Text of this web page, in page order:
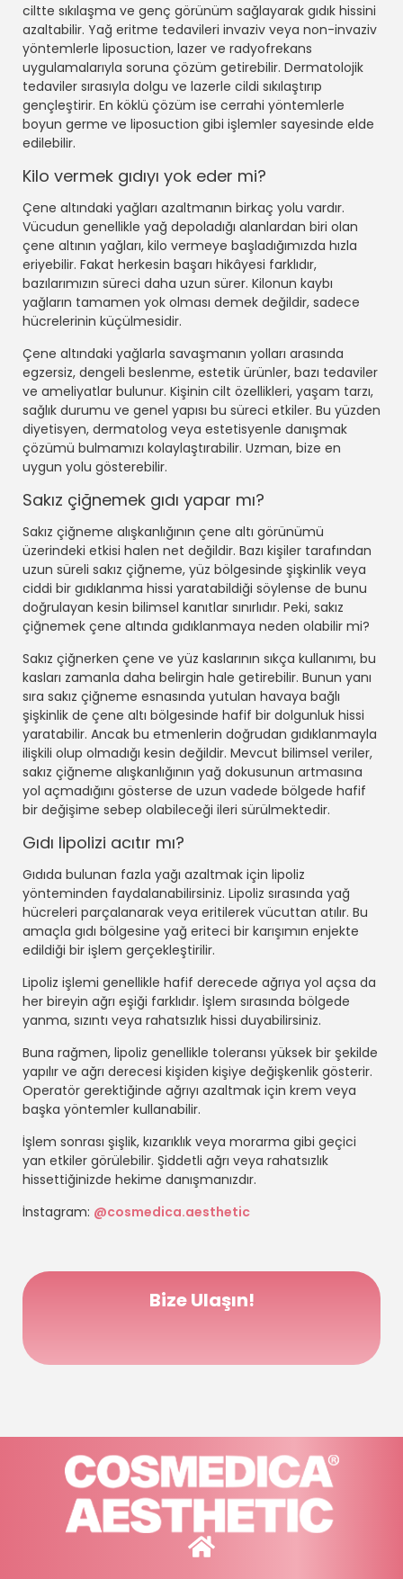
ciltte sıkılaşma ve genç görünüm sağlayarak gıdık hissini
azaltabilir. Yağ eritme tedavileri invaziv veya non-invaziv
yöntemlerle liposuction, lazer ve radyofrekans
uygulamalarıyla soruna çözüm getirebilir. Dermatolojik
tedaviler sırasıyla dolgu ve lazerle cildi sıkılaştırıp
gençleştirir. En köklü çözüm ise cerrahi yöntemlerle
boyun germe ve liposuction gibi işlemler sayesinde elde
edilebilir.
Kilo vermek gıdıyı yok eder mi?
Çene altındaki yağları azaltmanın birkaç yolu vardır.
Vücudun genellikle yağ depoladığı alanlardan biri olan
çene altının yağları, kilo vermeye başladığımızda hızla
eriyebilir. Fakat herkesin başarı hikâyesi farklıdır,
bazılarımızın süreci daha uzun sürer. Kilonun kaybı
yağların tamamen yok olması demek değildir, sadece
hücrelerinin küçülmesidir.
Çene altındaki yağlarla savaşmanın yolları arasında
egzersiz, dengeli beslenme, estetik ürünler, bazı tedaviler
ve ameliyatlar bulunur. Kişinin cilt özellikleri, yaşam tarzı,
sağlık durumu ve genel yapısı bu süreci etkiler. Bu yüzden
diyetisyen, dermatolog veya estetisyenle danışmak
çözümü bulmamızı kolaylaştırabilir. Uzman, bize en
uygun yolu gösterebilir.
Sakız çiğnemek gıdı yapar mı?
Sakız çiğneme alışkanlığının çene altı görünümü
üzerindeki etkisi halen net değildir. Bazı kişiler tarafından
uzun süreli sakız çiğneme, yüz bölgesinde şişkinlik veya
ciddi bir gıdıklanma hissi yaratabildiği söylense de bunu
doğrulayan kesin bilimsel kanıtlar sınırlıdır. Peki, sakız
çiğnemek çene altında gıdıklanmaya neden olabilir mi?
Sakız çiğnerken çene ve yüz kaslarının sıkça kullanımı, bu
kasları zamanla daha belirgin hale getirebilir. Bunun yanı
sıra sakız çiğneme esnasında yutulan havaya bağlı
şişkinlik de çene altı bölgesinde hafif bir dolgunluk hissi
yaratabilir. Ancak bu etmenlerin doğrudan gıdıklanmayla
ilişkili olup olmadığı kesin değildir. Mevcut bilimsel veriler,
sakız çiğneme alışkanlığının yağ dokusunun artmasına
yol açmadığını gösterse de uzun vadede bölgede hafif
bir değişime sebep olabileceği ileri sürülmektedir.
Gıdı lipolizi acıtır mı?
Gıdıda bulunan fazla yağı azaltmak için lipoliz
yönteminden faydalanabilirsiniz. Lipoliz sırasında yağ
hücreleri parçalanarak veya eritilerek vücuttan atılır. Bu
amaçla gıdı bölgesine yağ eriteci bir karışımın enjekte
edildiği bir işlem gerçekleştirilir.
Lipoliz işlemi genellikle hafif derecede ağrıya yol açsa da
her bireyin ağrı eşiği farklıdır. İşlem sırasında bölgede
yanma, sızıntı veya rahatsızlık hissi duyabilirsiniz.
Buna rağmen, lipoliz genellikle toleransı yüksek bir şekilde
yapılır ve ağrı derecesi kişiden kişiye değişkenlik gösterir.
Operatör gerektiğinde ağrıyı azaltmak için krem veya
başka yöntemler kullanabilir.
İşlem sonrası şişlik, kızarıklık veya morarma gibi geçici
yan etkiler görülebilir. Şiddetli ağrı veya rahatsızlık
hissettiğinizde hekime danışmanızdır.
İnstagram: @cosmedica.aesthetic
Bize Ulaşın!